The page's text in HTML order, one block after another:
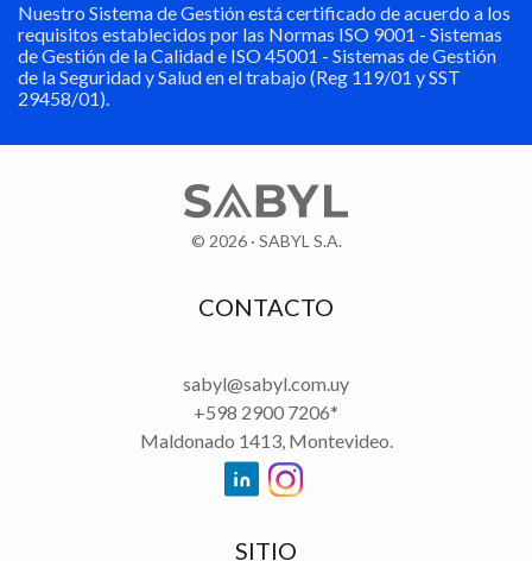
Nuestro Sistema de Gestión está certificado de acuerdo a los
requisitos establecidos por las Normas ISO 9001 - Sistemas
de Gestión de la Calidad e ISO 45001 - Sistemas de Gestión
de la Seguridad y Salud en el trabajo (Reg 119/01 y SST
29458/01).
© 2026 · SABYL S.A.
CONTACTO
sabyl@sabyl.com.uy
+598 2900 7206*
Maldonado 1413, Montevideo.
SABYL en Linkedin
SABYL en Instagram
SITIO